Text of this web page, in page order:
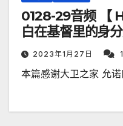
0128-29音频 【
白在基督里的身
2023年1月27日
本篇感谢大卫之家 允